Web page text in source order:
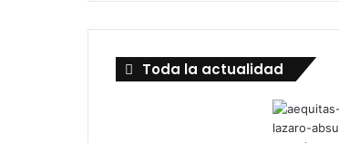
Toda la actualidad